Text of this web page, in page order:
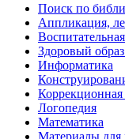
Поиск по
Аппликация,
Здоровый
Информатика
Коррекционная
Логопедия
Математика
Материалы для